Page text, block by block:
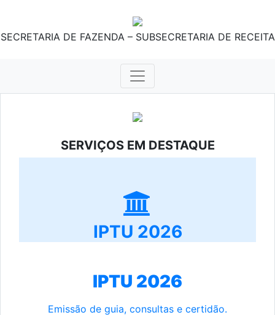
SECRETARIA DE FAZENDA – SUBSECRETARIA DE RECEITA
SERVIÇOS EM DESTAQUE
IPTU 2026
IPTU 2026
Emissão de guia, consultas e certidão.